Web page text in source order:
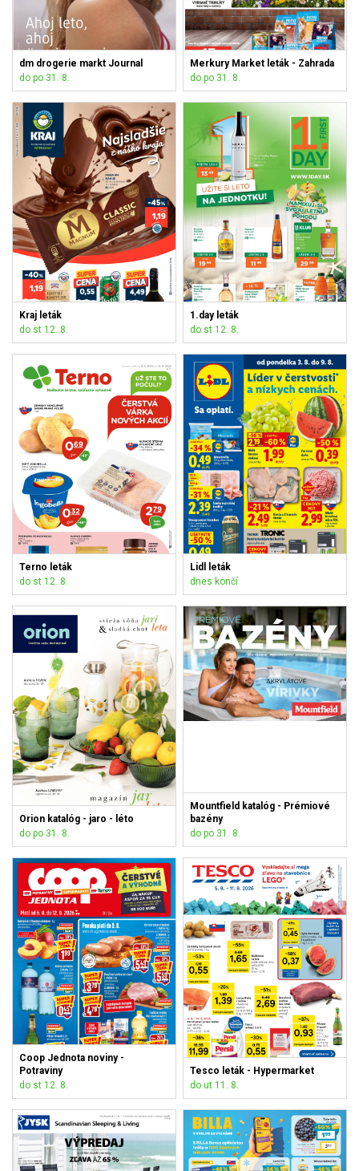
dm drogerie markt Journal
do po 31. 8.
Merkury Market leták - Zahrada
do po 31. 8.
Kraj leták
do st 12. 8.
1.day leták
do st 12. 8.
Terno leták
do st 12. 8.
Lidl leták
dnes končí
Orion katalóg - jaro - léto
do po 31. 8.
Mountfield katalóg - Prémiové
bazény
do po 31. 8.
Coop Jednota noviny -
Potraviny
do st 12. 8.
Tesco leták - Hypermarket
do ut 11. 8.